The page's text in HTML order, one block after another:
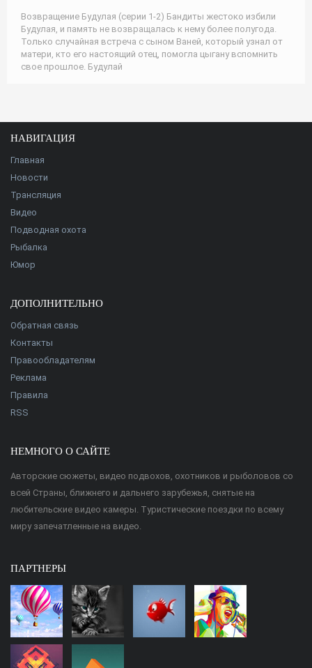
Возвращение Будулая (серии 1-2) Бандиты жестоко избили
Будулая, и память не возвращалась к нему более полугода.
Только случайная встреча с сыном Ваней, который узнал от
матери, кто его настоящий отец, помогла цыгану вспомнить
свое прошлое. Будулай
НАВИГАЦИЯ
Главная
Новости
Трансляция
Видео
Подводная охота
Рыбалка
Юмор
ДОПОЛНИТЕЛЬНО
Обратная связь
Контакты
Правообладателям
Реклама
Правила
RSS
НЕМНОГО О САЙТЕ
Авторские сюжеты, видео подвохов, охотников и рыболовов со
всей Страны, ближнего и дальнего зарубежья, снятые на
любительские видео камеры. Туристические поездки по всему
миру запечатленные на видео.
ПАРТНЕРЫ